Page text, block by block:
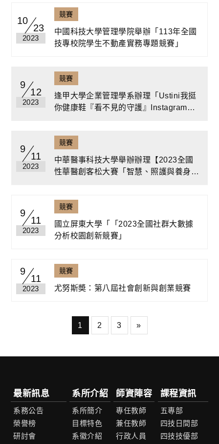
2023
10
23
競賽
中國科技大學管理學院舉辦「113年全國
技專校院學生不動產實務專題競賽」
2023
9
12
競賽
逢甲大學企業管理學系辦理「Ustini我挺
你健康鞋『看不見的守護』Instagram短
2023
9
11
競賽
中華醫事科技大學舉辦辦理【2023全國
性華醫創客松大賽「智慧、照護與養身」
2023
9
11
競賽
國立屏東大學「「2023全國社群大數據
分析校園創新競賽」
2023
9
11
競賽
尤努斯奬：第八屆社會創新與創業競賽
1 2 3 »
最新訊息
系務公告
榮譽榜
研討會
系所介紹
系所簡介
目標特色
系徽介紹
師資陣容
專任教師
兼任教師
行政人員
課程資訊
五專部
四技日間部
四技技優部